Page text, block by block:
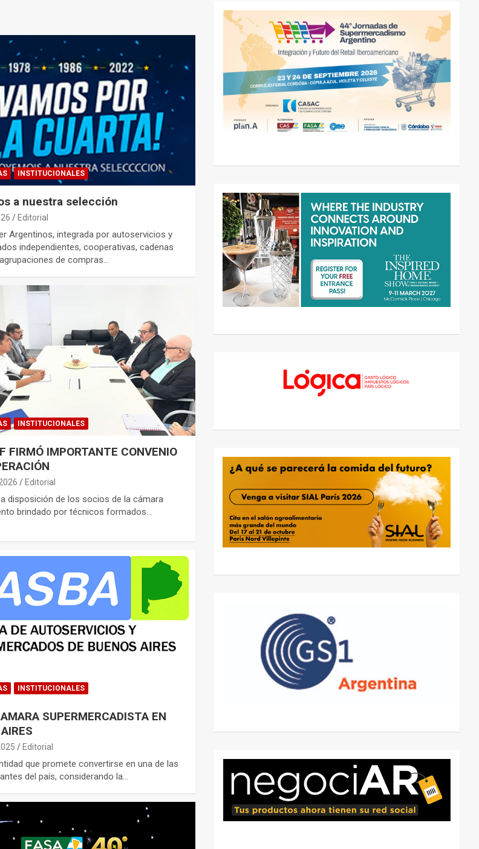
INSTITUCIONALES
a nuestra selección
Editorial
Argentinos, integrada por autoservicios y
independientes, cooperativas, cadenas
de compras…
INSTITUCIONALES
FIRMÓ IMPORTANTE CONVENIO
Editorial
a disposición de los socios de la cámara
brindado por técnicos formados…
INSTITUCIONALES
SUPERMERCADISTA EN
Editorial
que promete convertirse en una de las
del país, considerando la…